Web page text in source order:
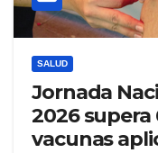
SALUD
Jornada
2026 supera
vacunas